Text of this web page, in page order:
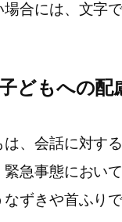
合には、文字
どもへの配
、会話に対す
急事態におい
なずきや首ふり